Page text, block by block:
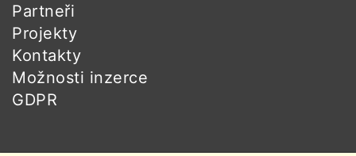
Partneři
Projekty
Kontakty
Možnosti inzerce
GDPR